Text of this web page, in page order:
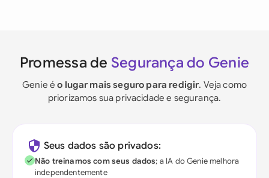
Promessa de Segurança do Genie
Genie éo lugar mais seguro para redigir. Veja como
priorizamos sua privacidade e segurança.
Seus dados são privados:
Não treinamos com seus dados; a IA do Genie melhora
independentemente